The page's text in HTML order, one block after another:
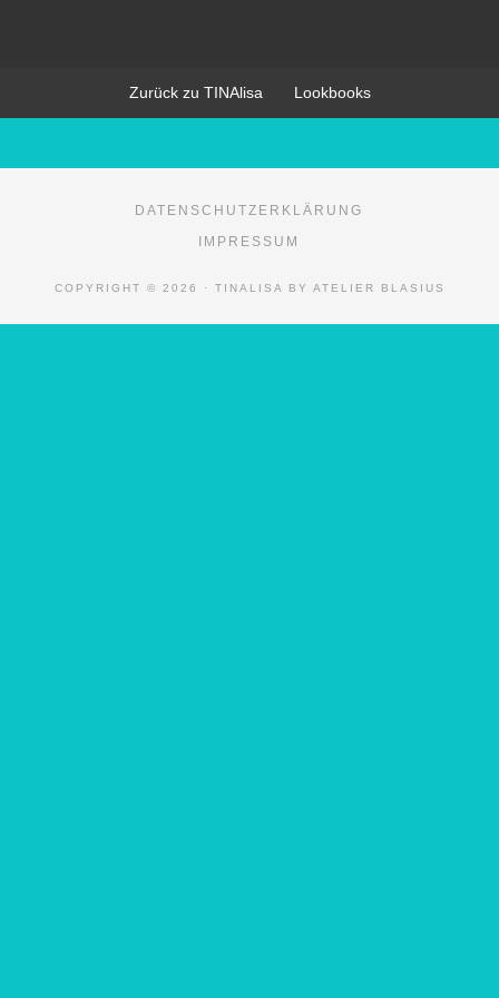
Zurück zu TINAlisa Lookbooks
DATENSCHUTZERKLÄRUNG
IMPRESSUM
COPYRIGHT © 2026 · TINALISA BY ATELIER BLASIUS